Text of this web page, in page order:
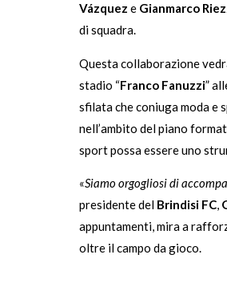
Vázquez e Gianmarco
di squadra.
Questa collaborazione
stadio “Franco Fanuzzi”
sfilata che coniuga moda e
nell’ambito del piano
sport possa essere uno
«Siamo orgogliosi di
presidente del Brindisi FC,
appuntamenti, mira a
oltre il campo da gioco.